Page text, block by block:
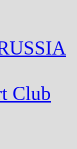
Club